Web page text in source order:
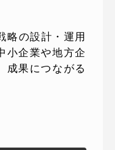
略の設計・運用
小企業や地方企
成果につながる